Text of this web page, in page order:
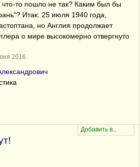
что-то пошло не так? Каким был бы
Итак: 25 июля 1940 года,
но Англия продолжает
о мире высокомерно отвергнуто
2016